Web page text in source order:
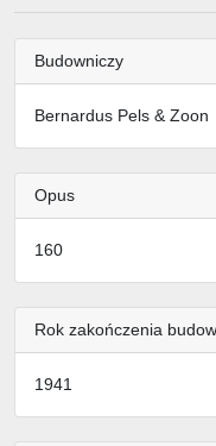
Budowniczy
Bernardus Pels & Zoon
Opus
160
Rok zakończenia
1941